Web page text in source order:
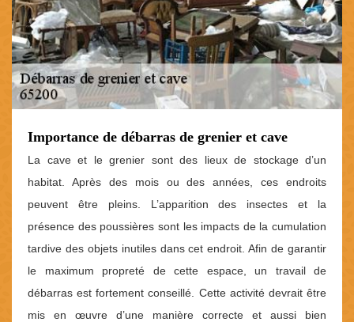
Importance de débarras de grenier et cave
La cave et le grenier sont des lieux de stockage d’un
habitat. Après des mois ou des années, ces endroits
peuvent être pleins. L’apparition des insectes et la
présence des poussières sont les impacts de la cumulation
tardive des objets inutiles dans cet endroit. Afin de garantir
le maximum propreté de cette espace, un travail de
débarras est fortement conseillé. Cette activité devrait être
mis en œuvre d’une manière correcte et aussi bien